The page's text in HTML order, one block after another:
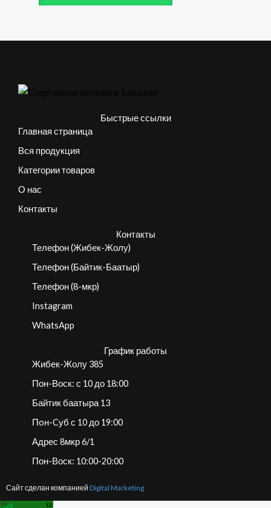
Быстрые ссылки
Главная страница
Вся продукция
Категории товаров
О нас
Контакты
Контакты
Телефон (Жибек-Жолу)
Телефон (Байтик-Баатыр)
Телефон (8-мкр)
Instagram
WhatsApp
График работы
Жибек-Жолу 385
Пон-Воск: с 10 до 18:00
Байтик баатыра 13
Пoн-Cуб с 10 до 19:00
Адрес 8мкр 6/1
Пон-Воск: 10:00-20:00
Сайт сделан компанией Digital Marketing